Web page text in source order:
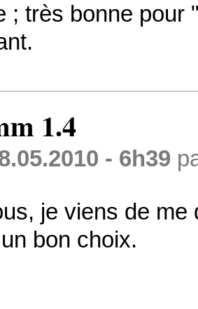
; très bonne pour
1.4
- 6h39
je viens de
bon choix.